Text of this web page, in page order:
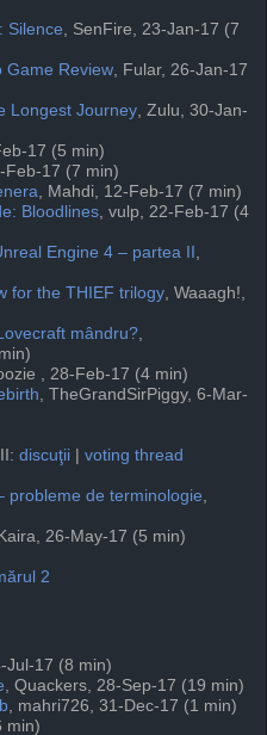
Silence, SenFire, 23-Jan-17 (7
Game Review, Fular, 26-Jan-17
Longest Journey, Zulu, 30-Jan-
17 (5 min)
Feb-17 (7 min)
, Mahdi, 12-Feb-17 (7 min)
Bloodlines, vulp, 22-Feb-17 (4
Engine 4 – partea II ,
for the THIEF trilogy, Waaagh!,
mândru?,
, 28-Feb-17 (4 min)
, TheGrandSirPiggy, 6-Mar-
discuţii voting thread
probleme de terminologie,
26-May-17 (5 min)
2
Jul-17 (8 min)
, Quackers, 28-Sep-17 (19 min)
, mahri726, 31-Dec-17 (1 min)
min)